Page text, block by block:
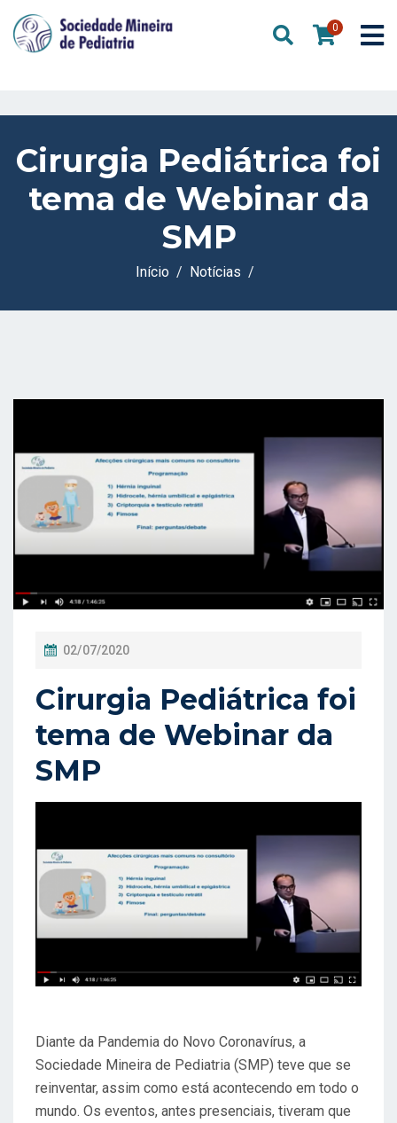
0
Cirurgia Pediátrica foi
tema de Webinar da
SMP
Início Notícias
P
A
D
M
02/07/2020
Cirurgia Pediátrica foi
tema de Webinar da
SMP
Diante da Pandemia do Novo Coronavírus, a
Sociedade Mineira de Pediatria (SMP) teve que se
reinventar, assim como está acontecendo em todo o
mundo. Os eventos, antes presenciais, tiveram que